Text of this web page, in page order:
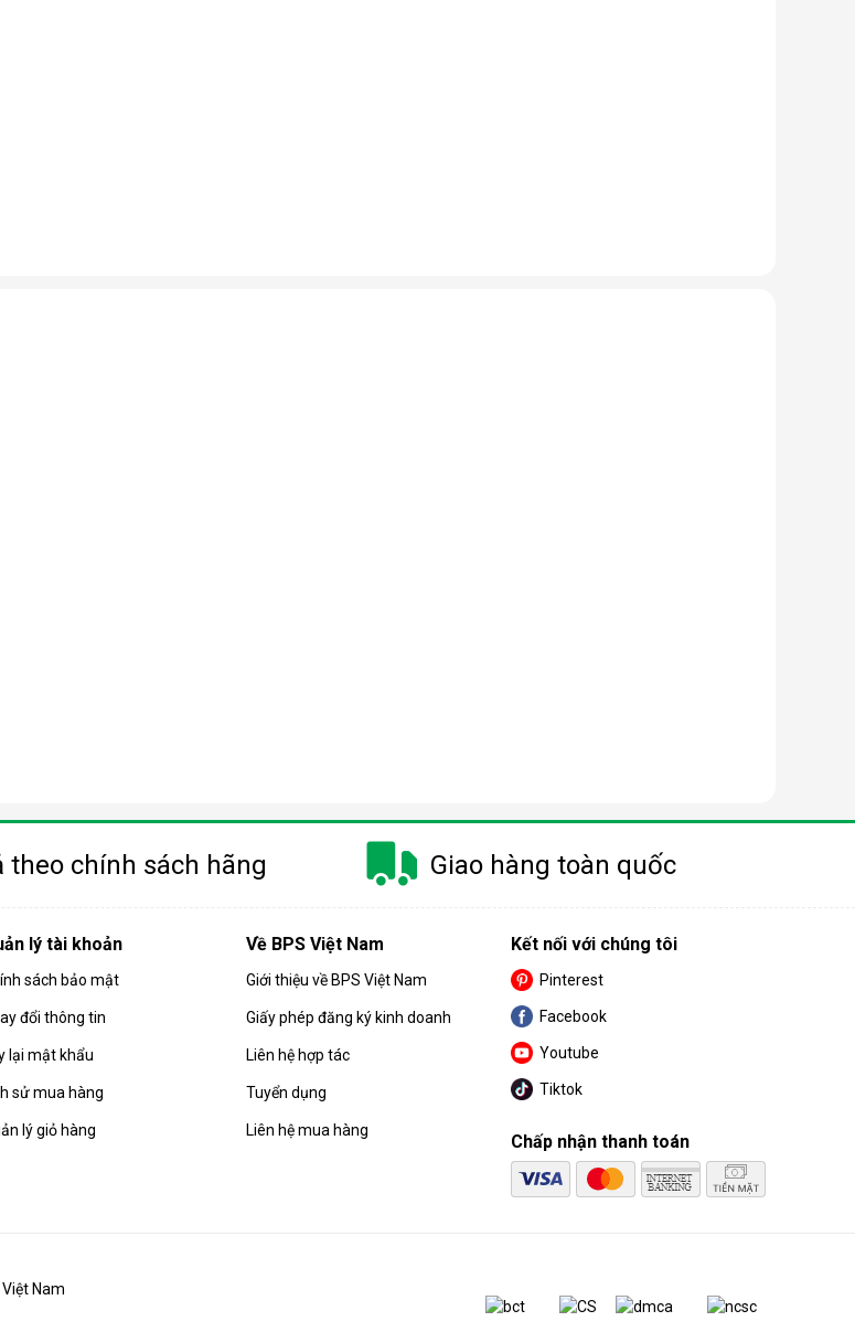
theo chính sách hãng Giao hàng toàn quốc
lý tài khoản
sách bảo mật
đổi thông tin
lại mật khẩu
sử mua hàng
lý giỏ hàng
Về BPS Việt Nam
Giới thiệu về BPS Việt Nam
Giấy phép đăng ký kinh doanh
Liên hệ hợp tác
Tuyển dụng
Liên hệ mua hàng
Kết nối với chúng tôi
Pinterest
Facebook
Youtube
Tiktok
Chấp nhận thanh toán
Nam